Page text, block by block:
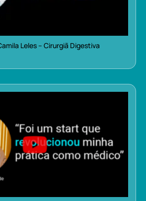
Leles – Cirurgiã Digestiva